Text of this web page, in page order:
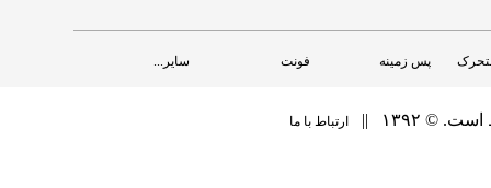
پس زمینه فونت سایر...
©‏ ۱۳۹۲ || ارتباط با ما